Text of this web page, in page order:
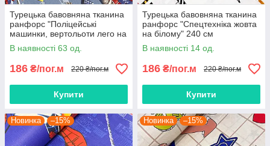
Турецька бавовняна тканина
ранфорс "Поліцейські
машинки, вертольоти лего на
джинсовому" 240 см
В наявності 63 од.
186 ₴/пог.м 220 ₴/пог.м
Купити
Турецька бавовняна тканина
ранфорс "Спецтехніка жовта
на білому" 240 см
В наявності 14 од.
186 ₴/пог.м 220 ₴/пог.м
Купити
Новинка –15% Новинка –15%